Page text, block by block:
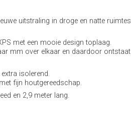
uitstraling in droge en natte ruimtes
met een mooie design toplaag.
mm over elkaar en daardoor ontstaat
isolerend.
fijn houtgereedschap.
en 2,9 meter lang.